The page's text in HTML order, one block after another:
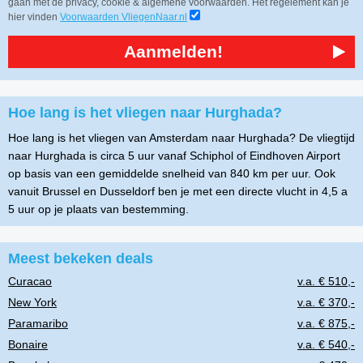
gaan met de privacy, cookie & algemene voorwaarden. Het regelement kan je
hier vinden Voorwaarden VliegenNaar.nl
Aanmelden!
Hoe lang is het vliegen naar Hurghada?
Hoe lang is het vliegen van Amsterdam naar Hurghada? De vliegtijd
naar Hurghada is circa 5 uur vanaf Schiphol of Eindhoven Airport
op basis van een gemiddelde snelheid van 840 km per uur. Ook
vanuit Brussel en Dusseldorf ben je met een directe vlucht in 4,5 a
5 uur op je plaats van bestemming.
Meest bekeken deals
Curacao
v.a. € 510,-
New York
v.a. € 370,-
Paramaribo
v.a. € 875,-
Bonaire
v.a. € 540,-